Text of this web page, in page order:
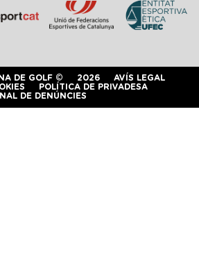
DE GOLF © 2026
AVÍS LEGAL
POLÍTICA DE PRIVADESA
DE DENÚNCIES